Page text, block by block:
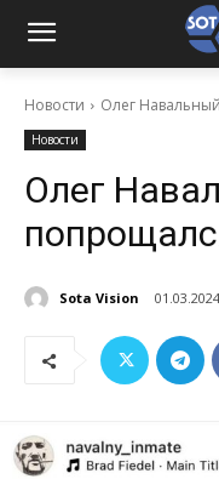
Новости Олег
Новости
Олег
Sota Vision 01.03.2024